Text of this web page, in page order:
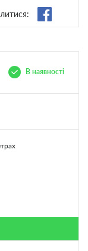
В наявності